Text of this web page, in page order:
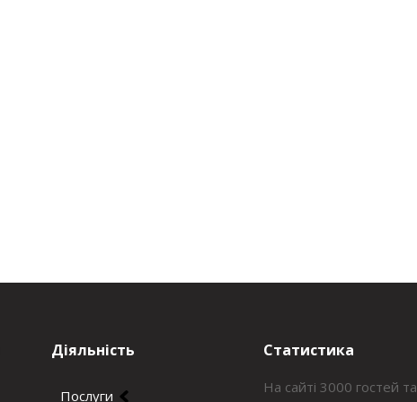
Діяльність
Послуги
Статистика
На сайті 3000 гостей та